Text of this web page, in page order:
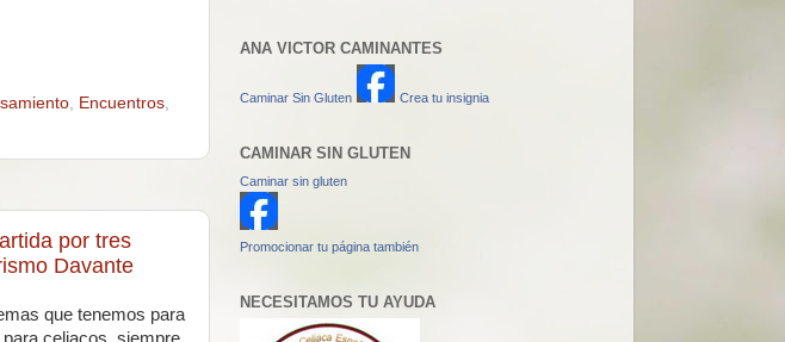
, Encuentros,
por tres
Davante
que tenemos para
ANA VICTOR CAMINANTES
Caminar Sin Gluten Crea tu insignia
CAMINAR SIN GLUTEN
Caminar sin gluten
Promocionar tu página también
NECESITAMOS TU AYUDA